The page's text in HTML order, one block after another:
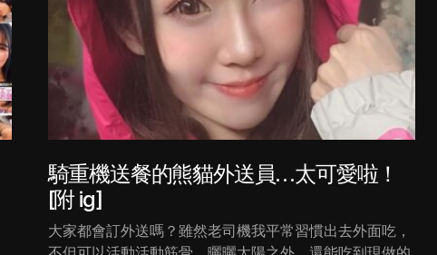
騎重機送餐的熊貓外送員…太可愛啦！
[附 ig]
大家都會訂外送嗎？雖然老司機我平常習慣出去外面吃，